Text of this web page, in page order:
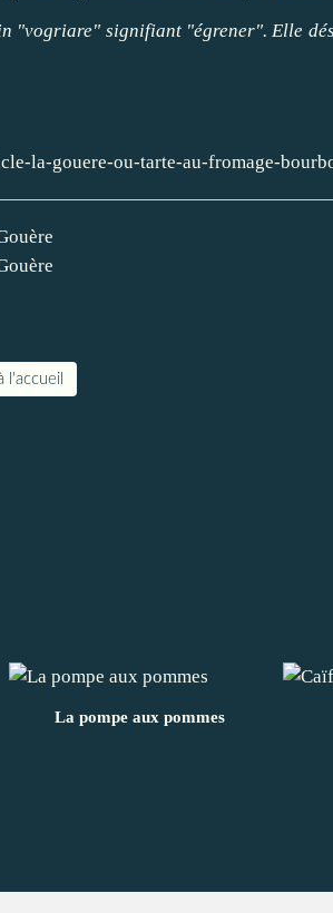
"vogriare" signifiant "égrener". Elle
la-gouere-ou-tarte-au-fromage-
l'accueil
La pompe aux pommes